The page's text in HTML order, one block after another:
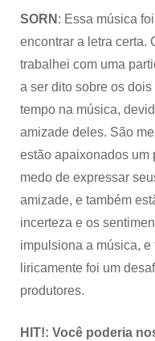
SORN : Essa música
encontrar a letra certa.
trabalhei com uma
a ser dito sobre os
tempo na música,
amizade deles. São
estão apaixonados um
medo de expressar
amizade, e também
incerteza e os
impulsiona a música,
liricamente foi um
produtores.
HIT!: Você poderia